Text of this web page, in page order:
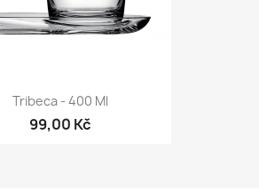
Tribeca - 400 Ml
99,00 Kč